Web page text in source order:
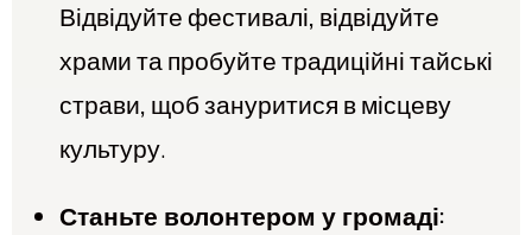
Відвідуйте фестивалі, відвідуйте
храми та пробуйте традиційні тайські
страви, щоб зануритися в місцеву
культуру.
Станьте волонтером у громаді: